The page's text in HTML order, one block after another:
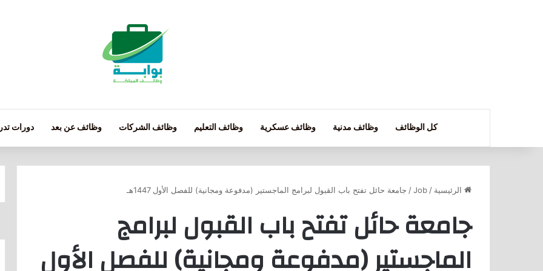
كل الوظائف وظائف مدنية وظائف عسكرية وظائف التعليم وظائف الشركات وظائف عن بعد دورات
الرئيسية /
Job
/ جامعة حائل تفتح باب القبول لبرامج الماجستير (مدفوعة ومجانية) للفصل الأول 1447هـ
جامعة حائل تفتح باب القبول لبرامج
الماجستير (مدفوعة ومجانية) للفصل الأول